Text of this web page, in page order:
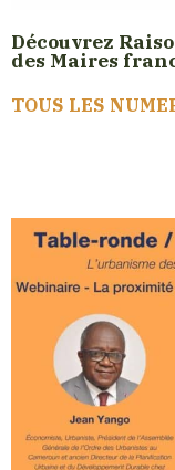
Découvrez
des Maires
TOUS LES